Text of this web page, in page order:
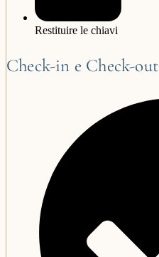
Restituire le chiavi
Check-in e Check-out